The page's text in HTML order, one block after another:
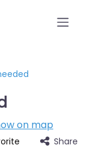
on map
Share